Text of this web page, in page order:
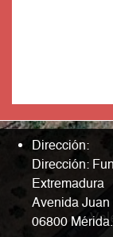
Dirección:
Dirección:
Extremadura
Avenida Juan
06800 Mérida.